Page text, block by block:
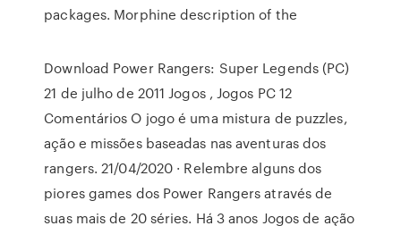
packages. Morphine description of the
Download Power Rangers: Super Legends (PC)
21 de julho de 2011 Jogos , Jogos PC 12
Comentários O jogo é uma mistura de puzzles,
ação e missões baseadas nas aventuras dos
rangers. 21/04/2020 · Relembre alguns dos
piores games dos Power Rangers através de
suas mais de 20 séries. Há 3 anos Jogos de ação